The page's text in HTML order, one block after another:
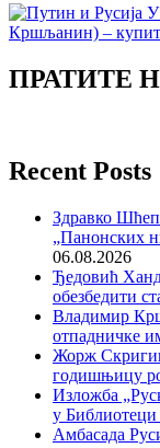
ПРАТИТЕ
Recent Posts
Здравко
„Панонских
06.08.2026
Ђедовић
обезбедити
Владимир
отпадничке
Жорж
годишњицу
Изложба
у Библиотеци
Амбасада